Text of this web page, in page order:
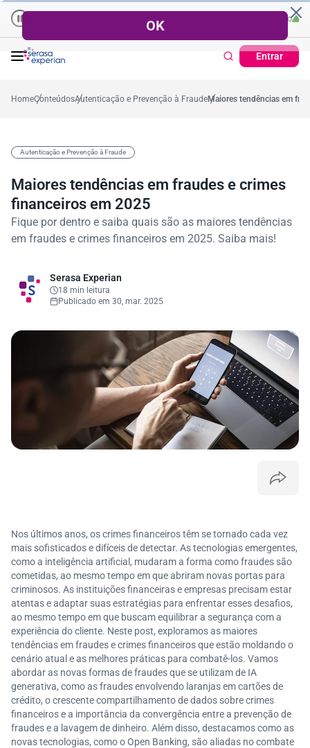
| Recuperação de Crédito
Entrar
Percentual no mês Cartão de Crédito | Cadastro
HomeConteúdosAutenticação e Prevenção à FraudeMaiores tendências em
Autenticação e Prevenção à Fraude
Maiores tendências em fraudes e crimes
financeiros em 2025
Fique por dentro e saiba quais são as maiores tendências
em fraudes e crimes financeiros em 2025. Saiba mais!
Serasa Experian
18 min leitura
Publicado em 30, mar. 2025
Nos últimos anos, os crimes financeiros têm se tornado cada vez
mais sofisticados e difíceis de detectar. As tecnologias emergentes,
como a inteligência artificial, mudaram a forma como fraudes são
cometidas, ao mesmo tempo em que abriram novas portas para
criminosos. As instituições financeiras e empresas precisam estar
atentas e adaptar suas estratégias para enfrentar esses desafios,
ao mesmo tempo em que buscam equilibrar a segurança com a
experiência do cliente. Neste post, exploramos as maiores
tendências em fraudes e crimes financeiros que estão moldando o
cenário atual e as melhores práticas para combatê-los. Vamos
abordar as novas formas de fraudes que se utilizam de IA
generativa, como as fraudes envolvendo laranjas em cartões de
crédito, o crescente compartilhamento de dados sobre crimes
financeiros e a importância da convergência entre a prevenção de
fraudes e a lavagem de dinheiro. Além disso, destacamos como as
novas tecnologias, como o Open Banking, são aliadas no combate